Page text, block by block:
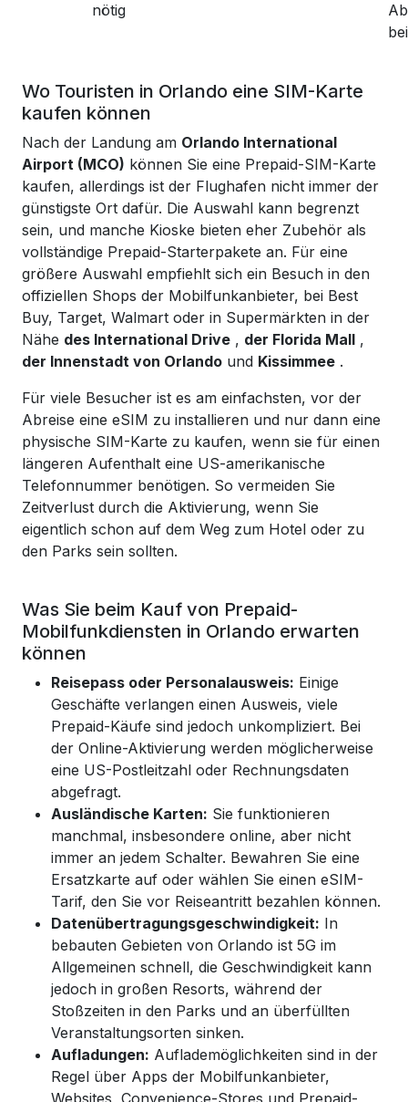
nötig
Wo Touristen in Orlando eine SIM-Karte
kaufen können
Nach der Landung am Orlando International
Airport (MCO) können Sie eine Prepaid-SIM-Karte
kaufen, allerdings ist der Flughafen nicht immer der
günstigste Ort dafür. Die Auswahl kann begrenzt
sein, und manche Kioske bieten eher Zubehör als
vollständige Prepaid-Starterpakete an. Für eine
größere Auswahl empfiehlt sich ein Besuch in den
offiziellen Shops der Mobilfunkanbieter, bei Best
Buy, Target, Walmart oder in Supermärkten in der
Nähe des International Drive , der Florida Mall ,
der Innenstadt von Orlando und Kissimmee .
Für viele Besucher ist es am einfachsten, vor der
Abreise eine eSIM zu installieren und nur dann eine
physische SIM-Karte zu kaufen, wenn sie für einen
längeren Aufenthalt eine US-amerikanische
Telefonnummer benötigen. So vermeiden Sie
Zeitverlust durch die Aktivierung, wenn Sie
eigentlich schon auf dem Weg zum Hotel oder zu
den Parks sein sollten.
Was Sie beim Kauf von Prepaid-
Mobilfunkdiensten in Orlando erwarten
können
Reisepass oder Personalausweis: Einige
Geschäfte verlangen einen Ausweis, viele
Prepaid-Käufe sind jedoch unkompliziert. Bei
der Online-Aktivierung werden möglicherweise
eine US-Postleitzahl oder Rechnungsdaten
abgefragt.
Ausländische Karten: Sie funktionieren
manchmal, insbesondere online, aber nicht
immer an jedem Schalter. Bewahren Sie eine
Ersatzkarte auf oder wählen Sie einen eSIM-
Tarif, den Sie vor Reiseantritt bezahlen können.
Datenübertragungsgeschwindigkeit: In
bebauten Gebieten von Orlando ist 5G im
Allgemeinen schnell, die Geschwindigkeit kann
jedoch in großen Resorts, während der
Stoßzeiten in den Parks und an überfüllten
Veranstaltungsorten sinken.
Aufladungen: Auflademöglichkeiten sind in der
Regel über Apps der Mobilfunkanbieter,
Websites, Convenience-Stores und Prepaid-